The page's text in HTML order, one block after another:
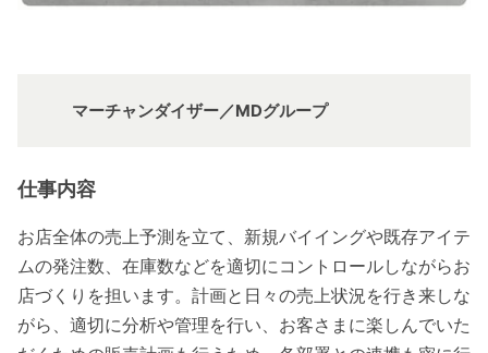
マーチャンダイザー／MDグループ
仕事内容
お店全体の売上予測を立て、新規バイイングや既存アイテ
ムの発注数、在庫数などを適切にコントロールしながらお
店づくりを担います。計画と日々の売上状況を行き来しな
がら、適切に分析や管理を行い、お客さまに楽しんでいた